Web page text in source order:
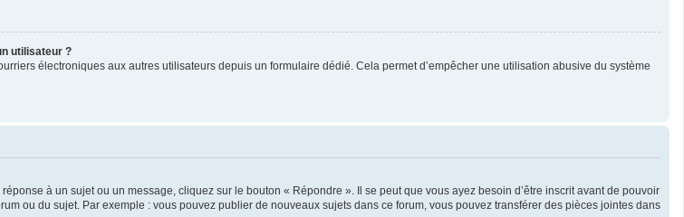
utilisateur ?
électroniques aux autres utilisateurs depuis un formulaire dédié. Cela permet d’empêcher une utilisation abusive du système
à un sujet ou un message, cliquez sur le bouton « Répondre ». Il se peut que vous ayez besoin d’être inscrit avant de pouvoir
ou du sujet. Par exemple : vous pouvez publier de nouveaux sujets dans ce forum, vous pouvez transférer des pièces jointes dans